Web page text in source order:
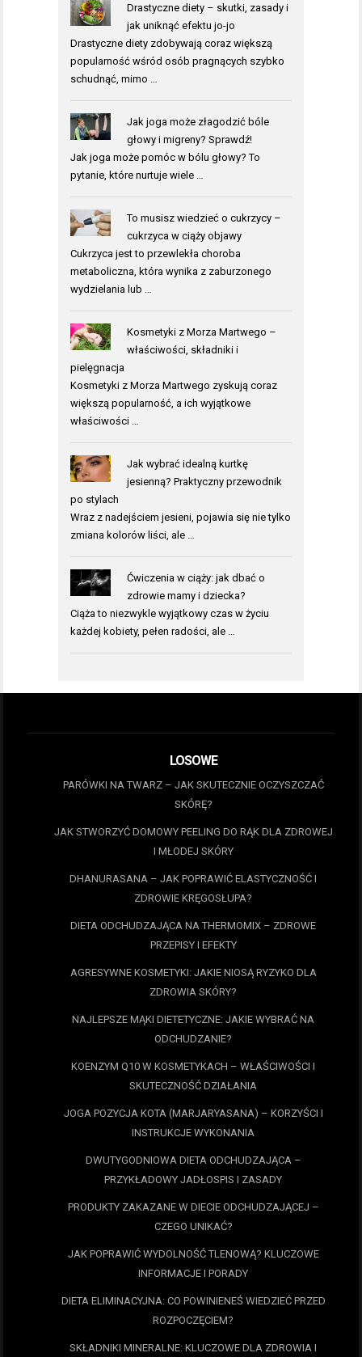
Drastyczne diety – skutki, zasady i
jak uniknąć efektu jo-jo
Drastyczne diety zdobywają coraz większą
popularność wśród osób pragnących szybko
schudnąć, mimo …
Jak joga może złagodzić bóle
głowy i migreny? Sprawdź!
Jak joga może pomóc w bólu głowy? To
pytanie, które nurtuje wiele …
To musisz wiedzieć o cukrzycy –
cukrzyca w ciąży objawy
Cukrzyca jest to przewlekła choroba
metaboliczna, która wynika z zaburzonego
wydzielania lub …
Kosmetyki z Morza Martwego –
właściwości, składniki i
pielęgnacja
Kosmetyki z Morza Martwego zyskują coraz
większą popularność, a ich wyjątkowe
właściwości …
Jak wybrać idealną kurtkę
jesienną? Praktyczny przewodnik
po stylach
Wraz z nadejściem jesieni, pojawia się nie tylko
zmiana kolorów liści, ale …
Ćwiczenia w ciąży: jak dbać o
zdrowie mamy i dziecka?
Ciąża to niezwykle wyjątkowy czas w życiu
każdej kobiety, pełen radości, ale …
LOSOWE
PARÓWKI NA TWARZ – JAK SKUTECZNIE OCZYSZCZAĆ
SKÓRĘ?
JAK STWORZYĆ DOMOWY PEELING DO RĄK DLA ZDROWEJ
I MŁODEJ SKÓRY
DHANURASANA – JAK POPRAWIĆ ELASTYCZNOŚĆ I
ZDROWIE KRĘGOSŁUPA?
DIETA ODCHUDZAJĄCA NA THERMOMIX – ZDROWE
PRZEPISY I EFEKTY
AGRESYWNE KOSMETYKI: JAKIE NIOSĄ RYZYKO DLA
ZDROWIA SKÓRY?
NAJLEPSZE MĄKI DIETETYCZNE: JAKIE WYBRAĆ NA
ODCHUDZANIE?
KOENZYM Q10 W KOSMETYKACH – WŁAŚCIWOŚCI I
SKUTECZNOŚĆ DZIAŁANIA
JOGA POZYCJA KOTA (MARJARYASANA) – KORZYŚCI I
INSTRUKCJE WYKONANIA
DWUTYGODNIOWA DIETA ODCHUDZAJĄCA –
PRZYKŁADOWY JADŁOSPIS I ZASADY
PRODUKTY ZAKAZANE W DIECIE ODCHUDZAJĄCEJ –
CZEGO UNIKAĆ?
JAK POPRAWIĆ WYDOLNOŚĆ TLENOWĄ? KLUCZOWE
INFORMACJE I PORADY
DIETA ELIMINACYJNA: CO POWINIENEŚ WIEDZIEĆ PRZED
ROZPOCZĘCIEM?
SKŁADNIKI MINERALNE: KLUCZOWE DLA ZDROWIA I